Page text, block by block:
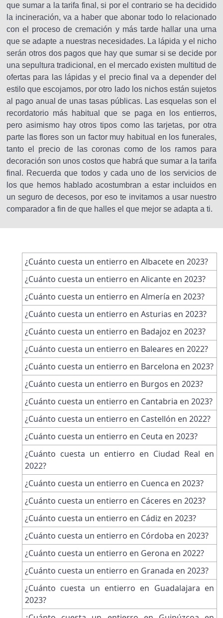
que sumar a la tarifa final, si por el contrario se ha decidido
la incineración, va a haber que abonar todo lo relacionado
con el proceso de cremación y más tarde hallar una urna
que se adapte a nuestras necesidades. La lápida y el nicho
serán otros dos pagos que hay que sumar si se decide por
una sepultura tradicional, en el mercado existen multitud de
ofertas para las lápidas y el precio final va a depender del
estilo que escojamos, por otro lado los nichos están sujetos
al pago anual de unas tasas públicas. Las esquelas son el
recordatorio más habitual que se paga en los entierros,
pero asimismo hay otros tipos como las tarjetas, por otra
parte las flores son un factor muy habitual en los funerales,
tanto el precio de las coronas como de los ramos para
decoración son unos costos que habrá que sumar a la tarifa
final. Recuerda que todos y cada uno de los servicios de
los que hemos hablado acostumbran a estar incluidos en
un seguro de decesos, por eso te invitamos a usar nuestro
comparador a fin de que halles el que mejor se adapta a ti.
¿Cuánto cuesta un entierro en Albacete en 2023?
¿Cuánto cuesta un entierro en Alicante en 2023?
¿Cuánto cuesta un entierro en Almería en 2023?
¿Cuánto cuesta un entierro en Asturias en 2023?
¿Cuánto cuesta un entierro en Badajoz en 2023?
¿Cuánto cuesta un entierro en Baleares en 2022?
¿Cuánto cuesta un entierro en Barcelona en 2023?
¿Cuánto cuesta un entierro en Burgos en 2023?
¿Cuánto cuesta un entierro en Cantabria en 2023?
¿Cuánto cuesta un entierro en Castellón en 2022?
¿Cuánto cuesta un entierro en Ceuta en 2023?
¿Cuánto cuesta un entierro en Ciudad Real en
2022?
¿Cuánto cuesta un entierro en Cuenca en 2023?
¿Cuánto cuesta un entierro en Cáceres en 2023?
¿Cuánto cuesta un entierro en Cádiz en 2023?
¿Cuánto cuesta un entierro en Córdoba en 2023?
¿Cuánto cuesta un entierro en Gerona en 2022?
¿Cuánto cuesta un entierro en Granada en 2023?
¿Cuánto cuesta un entierro en Guadalajara en
2023?